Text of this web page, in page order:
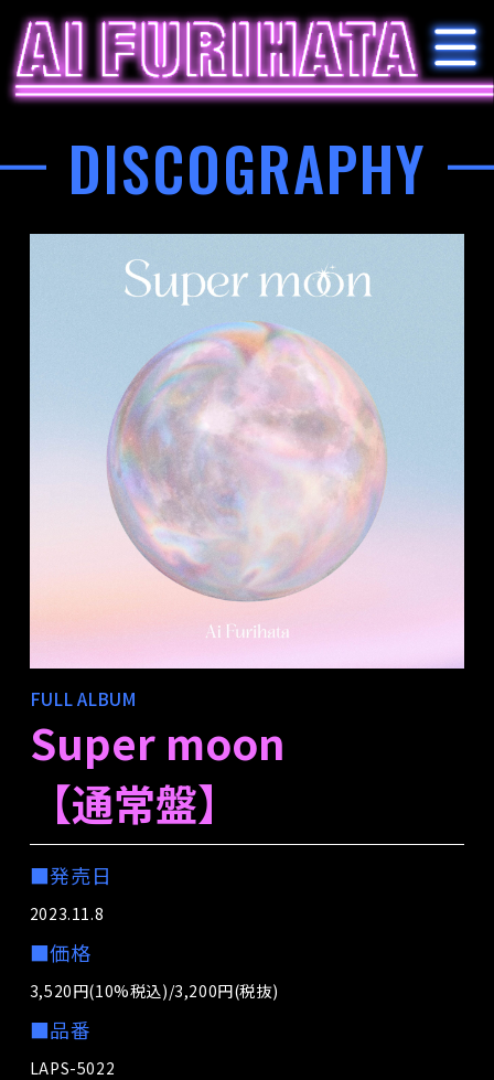
DISCOGRAPHY
FULL ALBUM
Super moon
【通常盤】
■発売日
2023.11.8
■価格
3,520円(10%税込)/3,200円(税抜)
■品番
LAPS-5022